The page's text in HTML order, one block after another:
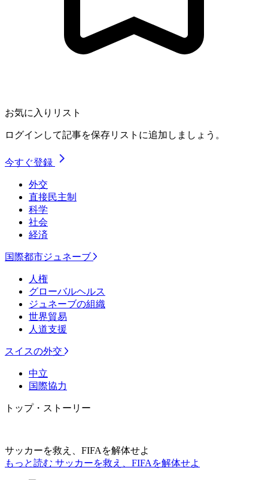
お気に入りリスト
ログインして記事を保存リストに追加しましょう。
今すぐ登録
外交
直接民主制
科学
社会
経済
国際都市ジュネーブ
人権
グローバルヘルス
ジュネーブの組織
世界貿易
人道支援
スイスの外交
中立
国際協力
トップ・ストーリー
サッカーを救え、FIFAを解体せよ
もっと読む サッカーを救え、FIFAを解体せよ